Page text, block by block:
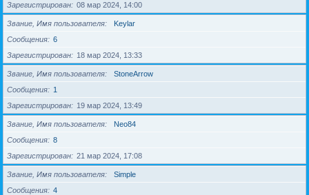
Зарегистрирован
08 мар 2024, 14:00
Звание, Имя пользователя
Keylar
Сообщения
6
Зарегистрирован
18 мар 2024, 13:33
Звание, Имя пользователя
StoneArrow
Сообщения
1
Зарегистрирован
19 мар 2024, 13:49
Звание, Имя пользователя
Neo84
Сообщения
8
Зарегистрирован
21 мар 2024, 17:08
Звание, Имя пользователя
Simple
Сообщения
4